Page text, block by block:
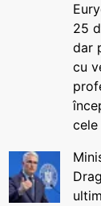
25
dar
cu
cele